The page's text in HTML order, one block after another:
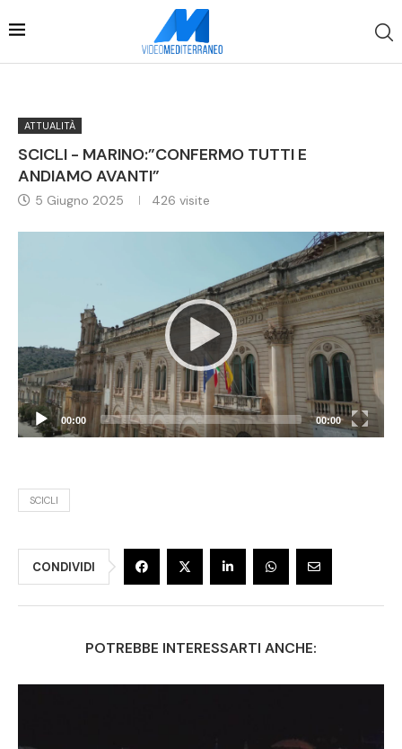
ATTUALITÀ
SCICLI - MARINO:”CONFERMO TUTTI E
ANDIAMO AVANTI”
5 Giugno 2025 426 visite
00:00 00:00
SCICLI
CONDIVIDI
POTREBBE INTERESSARTI ANCHE: